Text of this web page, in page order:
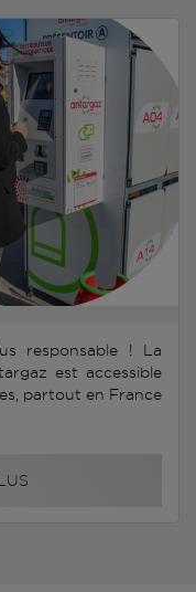
responsable ! La
est accessible
partout en France